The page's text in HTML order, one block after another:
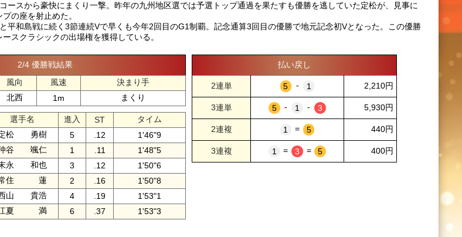
ースから豪快にまくり一撃。昨年の九州地区選では予選トップ通過を果たすも優勝を逃していた定松が、見事に
の座を射止めた。
平和島戦に続く3節連続Vで早くも今年2回目のG1制覇。記念通算3回目の優勝で地元記念初Vとなった。この優勝
スクラシックの出場権を獲得している。
2/4 優勝戦結果
風向 風速
決まり手
北西 1m まくり
選手名 進入 ST
タイム
松 勇樹 5 .12
1'46"9
谷 颯仁 1 .11
1'48"5
永 和也 3 .12
1'50"6
住 蓮 2 .16
1'50"8
山 貴浩 4 .19
1'53"1
夏 満 6 .37 1'53"3
払い戻し
- 2,210円
- - 5,930円
= 440円
= = 400円